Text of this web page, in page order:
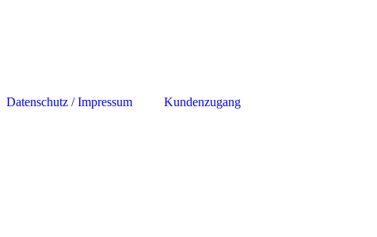
Datenschutz / Impressum Kundenzugang